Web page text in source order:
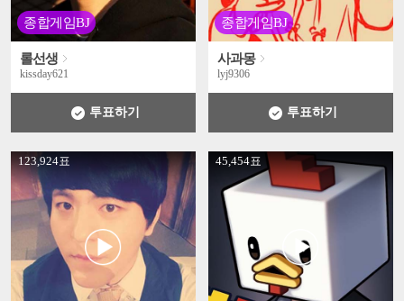
종합게임BJ
롤선생
kissday621
투표하기
종합게임BJ
사과몽
lyj9306
투표하기
123,924표
' + 45,454표
' +